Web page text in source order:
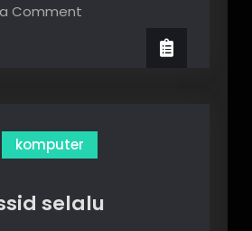
pada
Commenton
komputer
selalu